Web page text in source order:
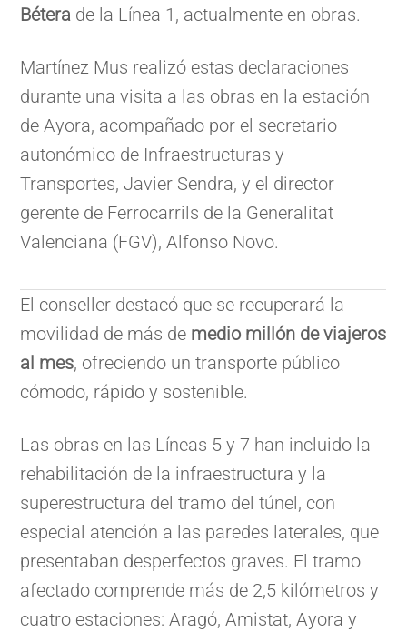
Bétera de la Línea 1, actualmente en obras.
Martínez Mus realizó estas declaraciones
durante una visita a las obras en la estación
de Ayora, acompañado por el secretario
autonómico de Infraestructuras y
Transportes, Javier Sendra, y el director
gerente de Ferrocarrils de la Generalitat
Valenciana (FGV), Alfonso Novo.
El conseller destacó que se recuperará la
movilidad de más de medio millón de viajeros
al mes, ofreciendo un transporte público
cómodo, rápido y sostenible.
Las obras en las Líneas 5 y 7 han incluido la
rehabilitación de la infraestructura y la
superestructura del tramo del túnel, con
especial atención a las paredes laterales, que
presentaban desperfectos graves. El tramo
afectado comprende más de 2,5 kilómetros y
cuatro estaciones: Aragó, Amistat, Ayora y